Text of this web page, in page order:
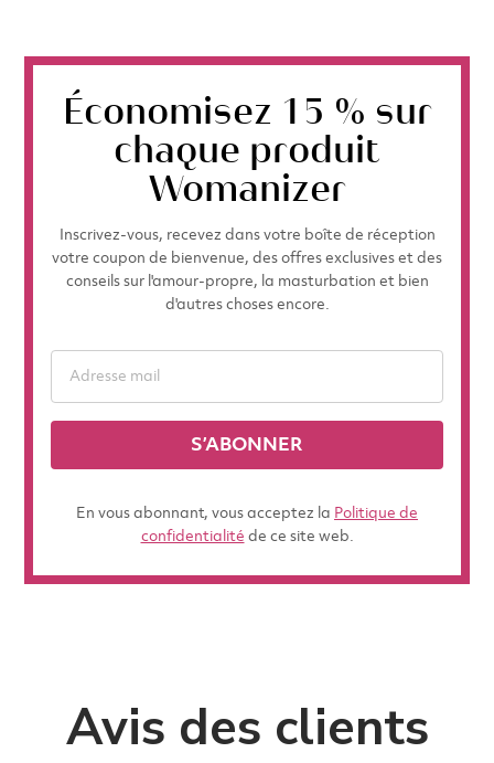
Jusqu'à 240 minutes d’autonomie, quelques
combien d’orgasmes cela peut-il représenter ?
Faites le calcul vous-même.
Économisez 15 % sur
chaque produit
Womanizer
Inscrivez-vous, recevez dans votre boîte de réception
votre coupon de bienvenue, des offres exclusives et des
conseils sur l'amour-propre, la masturbation et bien
d'autres choses encore.
S’ABONNER
En vous abonnant, vous acceptez la Politique de
confidentialité de ce site web.
Avis des clients